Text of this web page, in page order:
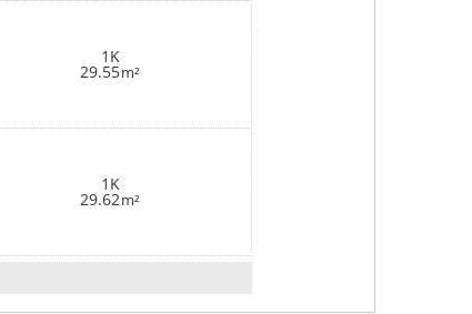
1K
29.55m²
1K
29.62m²